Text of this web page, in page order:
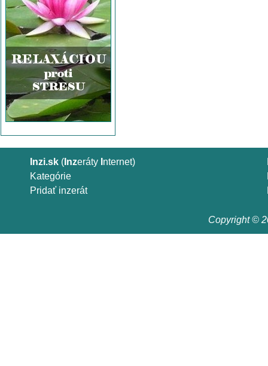
Inzi.sk ( Inzeráty nternet)
Kategórie
Pridať inzerát
Copyright ©